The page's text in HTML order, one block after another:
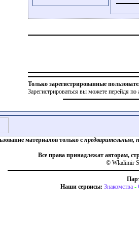
Только зарегистрированные
Зарегистрироваться вы можете перейдя по
материалов только с предварительным,
Все права принадлежат авторам,
© Wladimir
Наши сервисы: Знакомства -